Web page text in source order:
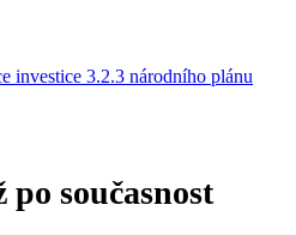
investice 3.2.3 národního plánu
současnost